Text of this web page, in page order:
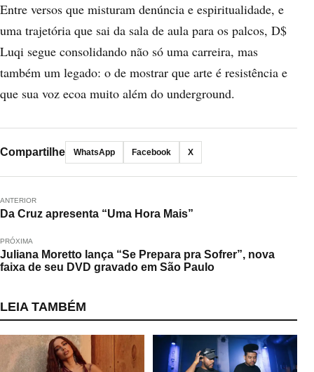
Entre versos que misturam denúncia e espiritualidade, e
uma trajetória que sai da sala de aula para os palcos, D$
Luqi segue consolidando não só uma carreira, mas
também um legado: o de mostrar que arte é resistência e
que sua voz ecoa muito além do underground.
Compartilhe WhatsApp Facebook X
ANTERIOR
Da Cruz apresenta “Uma Hora Mais”
PRÓXIMA
Juliana Moretto lança “Se Prepara pra Sofrer”, nova
faixa de seu DVD gravado em São Paulo
LEIA TAMBÉM